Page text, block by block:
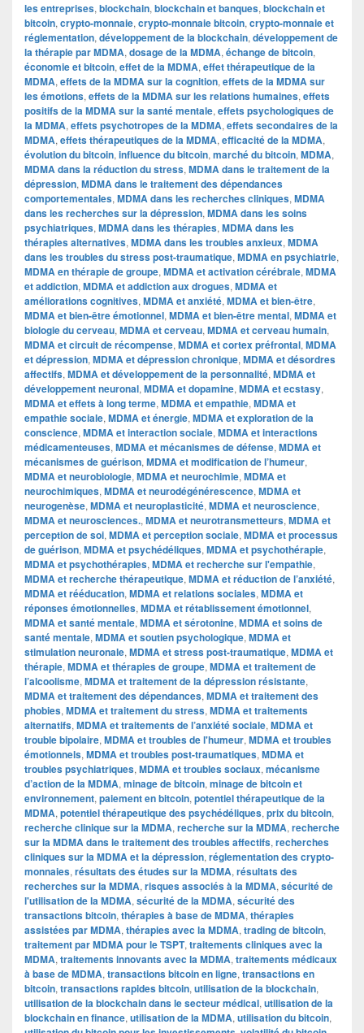
les entreprises, blockchain, blockchain et banques, blockchain et
bitcoin, crypto-monnaie, crypto-monnaie bitcoin, crypto-monnaie et
réglementation, développement de la blockchain, développement de
la thérapie par MDMA, dosage de la MDMA, échange de bitcoin,
économie et bitcoin, effet de la MDMA, effet thérapeutique de la
MDMA, effets de la MDMA sur la cognition, effets de la MDMA sur
les émotions, effets de la MDMA sur les relations humaines, effets
positifs de la MDMA sur la santé mentale, effets psychologiques de
la MDMA, effets psychotropes de la MDMA, effets secondaires de la
MDMA, effets thérapeutiques de la MDMA, efficacité de la MDMA,
évolution du bitcoin, influence du bitcoin, marché du bitcoin, MDMA,
MDMA dans la réduction du stress, MDMA dans le traitement de la
dépression, MDMA dans le traitement des dépendances
comportementales, MDMA dans les recherches cliniques, MDMA
dans les recherches sur la dépression, MDMA dans les soins
psychiatriques, MDMA dans les thérapies, MDMA dans les
thérapies alternatives, MDMA dans les troubles anxieux, MDMA
dans les troubles du stress post-traumatique, MDMA en psychiatrie,
MDMA en thérapie de groupe, MDMA et activation cérébrale, MDMA
et addiction, MDMA et addiction aux drogues, MDMA et
améliorations cognitives, MDMA et anxiété, MDMA et bien-être,
MDMA et bien-être émotionnel, MDMA et bien-être mental, MDMA et
biologie du cerveau, MDMA et cerveau, MDMA et cerveau humain,
MDMA et circuit de récompense, MDMA et cortex préfrontal, MDMA
et dépression, MDMA et dépression chronique, MDMA et désordres
affectifs, MDMA et développement de la personnalité, MDMA et
développement neuronal, MDMA et dopamine, MDMA et ecstasy,
MDMA et effets à long terme, MDMA et empathie, MDMA et
empathie sociale, MDMA et énergie, MDMA et exploration de la
conscience, MDMA et interaction sociale, MDMA et interactions
médicamenteuses, MDMA et mécanismes de défense, MDMA et
mécanismes de guérison, MDMA et modification de l’humeur,
MDMA et neurobiologie, MDMA et neurochimie, MDMA et
neurochimiques, MDMA et neurodégénérescence, MDMA et
neurogenèse, MDMA et neuroplasticité, MDMA et neuroscience,
MDMA et neurosciences., MDMA et neurotransmetteurs, MDMA et
perception de soi, MDMA et perception sociale, MDMA et processus
de guérison, MDMA et psychédéliques, MDMA et psychothérapie,
MDMA et psychothérapies, MDMA et recherche sur l'empathie,
MDMA et recherche thérapeutique, MDMA et réduction de l’anxiété,
MDMA et rééducation, MDMA et relations sociales, MDMA et
réponses émotionnelles, MDMA et rétablissement émotionnel,
MDMA et santé mentale, MDMA et sérotonine, MDMA et soins de
santé mentale, MDMA et soutien psychologique, MDMA et
stimulation neuronale, MDMA et stress post-traumatique, MDMA et
thérapie, MDMA et thérapies de groupe, MDMA et traitement de
l’alcoolisme, MDMA et traitement de la dépression résistante,
MDMA et traitement des dépendances, MDMA et traitement des
phobies, MDMA et traitement du stress, MDMA et traitements
alternatifs, MDMA et traitements de l’anxiété sociale, MDMA et
trouble bipolaire, MDMA et troubles de l'humeur, MDMA et troubles
émotionnels, MDMA et troubles post-traumatiques, MDMA et
troubles psychiatriques, MDMA et troubles sociaux, mécanisme
d’action de la MDMA, minage de bitcoin, minage de bitcoin et
environnement, paiement en bitcoin, potentiel thérapeutique de la
MDMA, potentiel thérapeutique des psychédéliques, prix du bitcoin,
recherche clinique sur la MDMA, recherche sur la MDMA, recherche
sur la MDMA dans le traitement des troubles affectifs, recherches
cliniques sur la MDMA et la dépression, réglementation des crypto-
monnaies, résultats des études sur la MDMA, résultats des
recherches sur la MDMA, risques associés à la MDMA, sécurité de
l'utilisation de la MDMA, sécurité de la MDMA, sécurité des
transactions bitcoin, thérapies à base de MDMA, thérapies
assistées par MDMA, thérapies avec la MDMA, trading de bitcoin,
traitement par MDMA pour le TSPT, traitements cliniques avec la
MDMA, traitements innovants avec la MDMA, traitements médicaux
à base de MDMA, transactions bitcoin en ligne, transactions en
bitcoin, transactions rapides bitcoin, utilisation de la blockchain,
utilisation de la blockchain dans le secteur médical, utilisation de la
blockchain en finance, utilisation de la MDMA, utilisation du bitcoin,